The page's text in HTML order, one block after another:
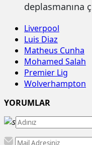
deplasmanına
Liverpool
Luis Diaz
Matheus Cunha
Mohamed Salah
Premier Lig
Wolverhampton
YORUMLAR